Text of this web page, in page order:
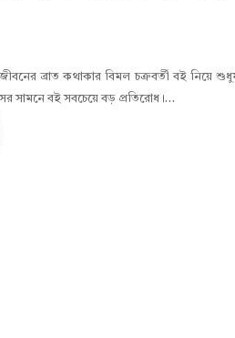
জীবনের ব্রাত কথাকার বিমল চক্রবর্তী বই নিয়ে
সামনে বই সবচেয়ে বড় প্রতিরোধ।…